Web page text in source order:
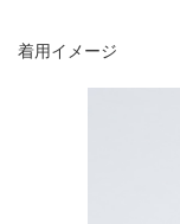
着用イメージ